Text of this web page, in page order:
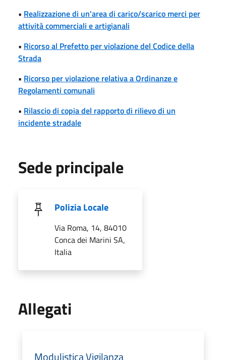
• Realizzazione di un'area di carico/scarico merci per
attività commerciali e artigianali
• Ricorso al Prefetto per violazione del Codice della
Strada
• Ricorso per violazione relativa a Ordinanze e
Regolamenti comunali
• Rilascio di copia del rapporto di rilievo di un
incidente stradale
Sede principale
Polizia Locale
Via Roma, 14, 84010
Conca dei Marini SA,
Italia
Allegati
Modulistica Vigilanza